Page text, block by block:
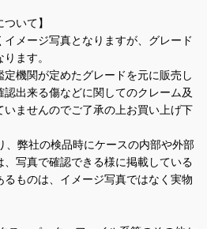
いて】
メージ写真となりますが、グレード
ます。
機関が定めたグレードを元に販売し
出来る傷などに関してのクレーム及
ませんのでご了承の上お買い上げ下
、弊社の検品時にケースの内部や外部
写真で確認できる様に掲載している
ものは、イメージ写真ではなく実物